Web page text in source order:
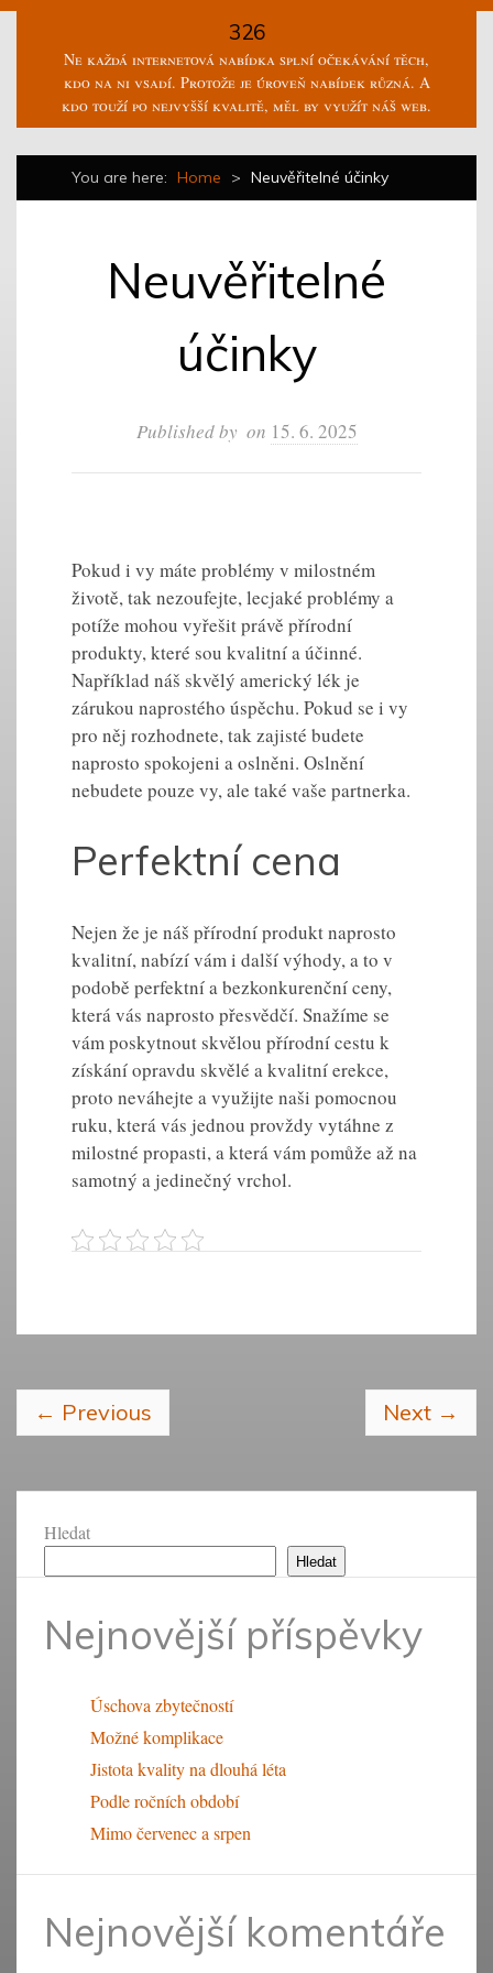
326
Ne každá internetová nabídka splní očekávání těch,
kdo na ni vsadí. Protože je úroveň nabídek různá. A
kdo touží po nejvyšší kvalitě, měl by využít náš web.
You are here: Home > Neuvěřitelné účinky
Neuvěřitelné
účinky
Published by on 15. 6. 2025
Pokud i vy máte problémy v milostném
životě, tak nezoufejte, lecjaké problémy a
potíže mohou vyřešit právě přírodní
produkty, které sou kvalitní a účinné.
Například náš skvělý americký lék je
zárukou naprostého úspěchu. Pokud se i vy
pro něj rozhodnete, tak zajisté budete
naprosto spokojeni a oslněni. Oslnění
nebudete pouze vy, ale také vaše partnerka.
Perfektní cena
Nejen že je náš přírodní produkt naprosto
kvalitní, nabízí vám i další výhody, a to v
podobě perfektní a bezkonkurenční ceny,
která vás naprosto přesvědčí. Snažíme se
vám poskytnout skvělou přírodní cestu k
získání opravdu skvělé a kvalitníerekce,
proto neváhejte a využijte naši pomocnou
ruku, která vás jednou provždy vytáhne z
milostné propasti, a která vám pomůže až na
samotný a jedinečný vrchol.
← Previous Next →
Hledat
Hledat
Nejnovější příspěvky
Úschova zbytečností
Možné komplikace
Jistota kvality na dlouhá léta
Podle ročních období
Mimo červenec a srpen
Nejnovější komentáře